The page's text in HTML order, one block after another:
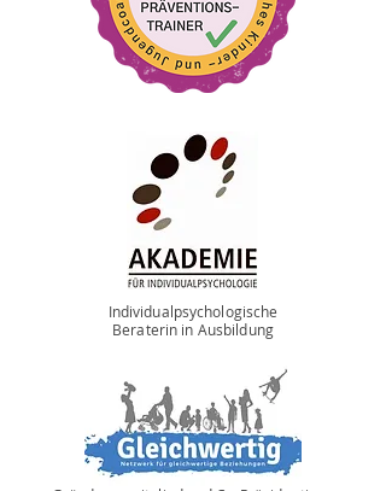
Individualpsychologische
Beraterin in Ausbildung